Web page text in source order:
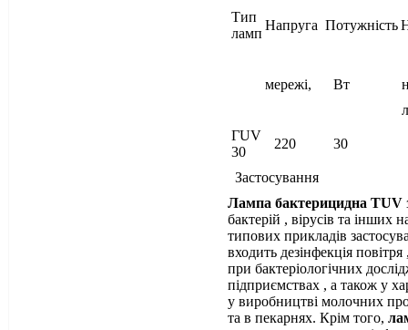
Тип
ламп
Напруга Потужність­
мережі, Вт
ГUV
30
220 30
Застосування
Лампа бактерицидна TUV
бактерій , вірусів та інших
типових прикладів
входить дезінфекція
при бактеріологічних
підприємствах , а також у
у виробництві молочних
та в пекарнях. Крім того,